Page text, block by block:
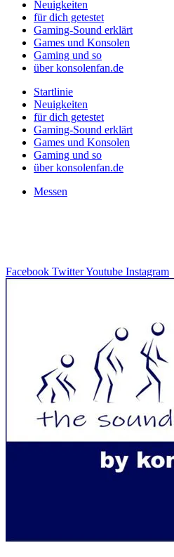
Neuigkeiten
für dich getestet
Gaming-Sound erklärt
Games und Konsolen
Gaming und so
über konsolenfan.de
Startlinie
Neuigkeiten
für dich getestet
Gaming-Sound erklärt
Games und Konsolen
Gaming und so
über konsolenfan.de
Messen
Facebook TwitterYoutube Instagram